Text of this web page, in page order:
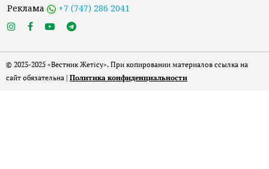
Реклама +7 (747) 286 2041
© 2023-2025 «Вестник Жетісу». При копировании материалов ссылка на
сайт обязательна | Политика конфиденциальности